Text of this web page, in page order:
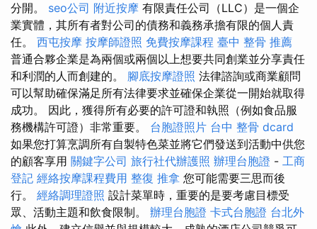
分開。 seo公司 附近按摩 有限責任公司（LLC）是一個企
業實體，其所有者對公司的債務和義務承擔有限的個人責
任。 西屯按摩 按摩師證照 免費按摩課程 臺中 整骨 推薦
普通合夥企業是為兩個或兩個以上想要共同創業並分享責任
和利潤的人而創建的。 腳底按摩證照 法律諮詢或商業顧問
可以幫助確保滿足所有法律要求並確保企業從一開始就取得
成功。 因此，獲得所有必要的許可證和執照（例如食品服
務機構許可證）非常重要。 台胞證照片 台中 整骨 dcard
如果您打算烹調所有自製特色菜並將它們發送到活動中供您
的顧客享用 關鍵字公司 旅行社代辦護照 辦理台胞證 - 工商
登記 經絡按摩課程費用 整復 推拿 您可能需要三思而後
行。 經絡調理證照 設計菜單時，重要的是要考慮目標受
眾、活動主題和飲食限制。 辦理台胞證 卡式台胞證 台北外